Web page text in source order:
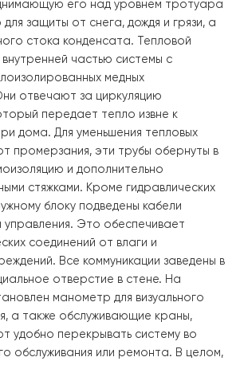
блока теплового
герметичность
уже выполненное
теплового насоса типа «воздух-
ключевой частью системы,
здесь происходит процесс забора
воздуха и передача его в
дома. Наружный блок надежно
антикоррозийную
его над уровнем
для защиты от снега, дождя и
стока конденсата. Тепловой
с внутренней частью системы с
медных
Они отвечают за циркуляцию
передает тепло извне к